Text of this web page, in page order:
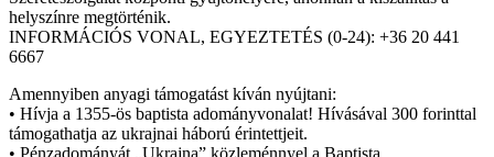
helyszínre megtörténik.
INFORMÁCIÓS VONAL, EGYEZTETÉS (0-24): +36 20 441
6667
Amennyiben anyagi támogatást kíván nyújtani:
• Hívja a 1355-ös baptista adományvonalat! Hívásával 300 forinttal
támogathatja az ukrajnai háború érintettjeit.
• Pénzadományát „Ukrajna” közleménnyel a Baptista